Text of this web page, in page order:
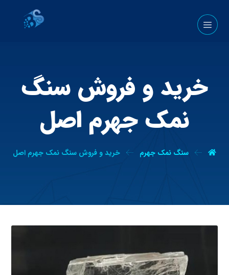
خرید و فروش سنگ
نمک جهرم اصل
سنگ نمک جهرم خرید و فروش سنگ نمک جهرم اصل